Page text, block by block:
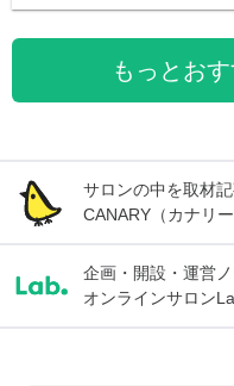
もっとお
サロンの中を取材
CANARY（カナリー
企画・開設・運営
オンラインサロン